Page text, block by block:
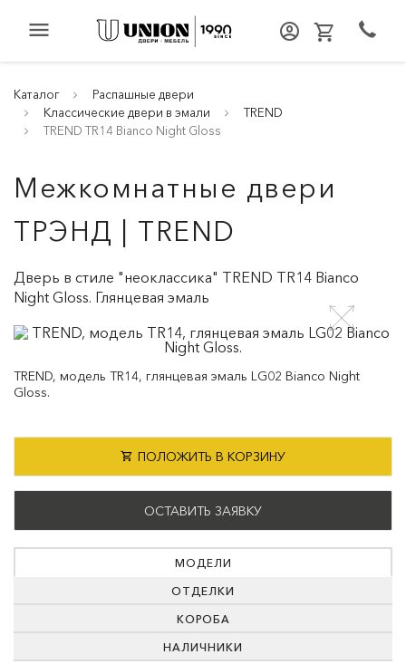
menu
Каталог
Распашные двери
Классические двери в эмали
TREND
TREND TR14 Bianco Night Gloss
Межкомнатные двери
ТРЭНД | TREND
Дверь в стиле "неоклассика" TREND TR14 Bianco
Night Gloss. Глянцевая эмаль
TREND, модель TR14, глянцевая эмаль LG02 Bianco Night
Gloss.
ПОЛОЖИТЬ В КОРЗИНУ
ОСТАВИТЬ ЗАЯВКУ
МОДЕЛИ
ОТДЕЛКИ
КОРОБА
НАЛИЧНИКИ